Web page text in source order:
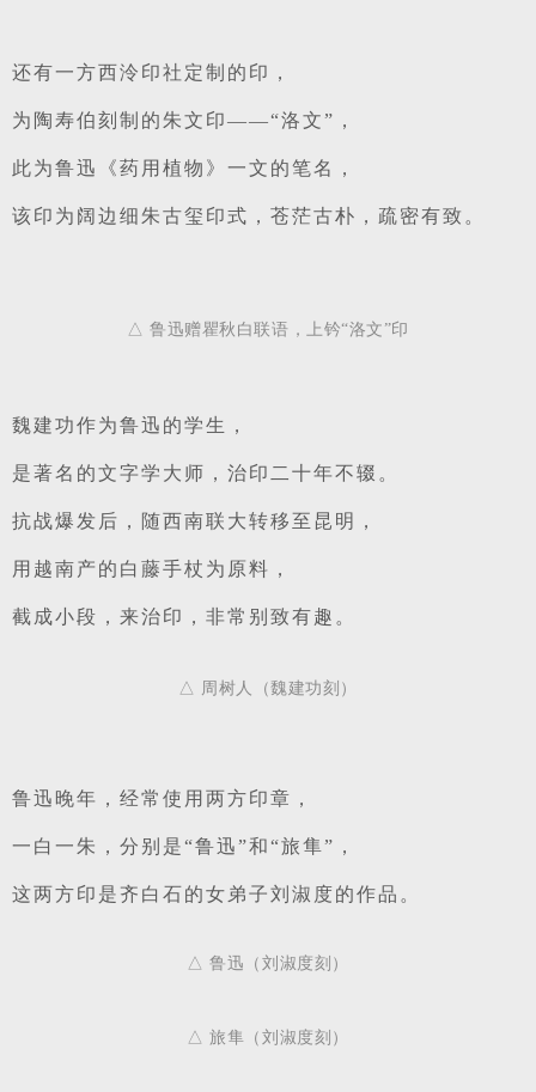
还有一方西泠印社 定制的印，
为陶寿伯刻制的朱文印——“洛文”，
此为鲁迅《药用植物》一文的笔名，
该印为阔边细朱古玺印式，苍茫古朴，疏密有致。
△ 鲁迅赠瞿秋白联语，上钤“洛文”印
魏建功作为鲁迅的学生，
是著名的文字学大师，治印二十年不辍。
抗战爆发后，随西南联大转移至昆明，
用越南产的白藤手杖为原料，
截成小段，来治印，非常别致有趣。
△ 周树人（魏建功刻）
鲁迅晚年，经常使用两方印章，
一白一朱，分别是“鲁迅”和“旅隼”，
这两方印是齐白石的女弟子刘淑度的作品。
△ 鲁迅（刘淑度刻）
△ 旅隼（刘淑度刻）